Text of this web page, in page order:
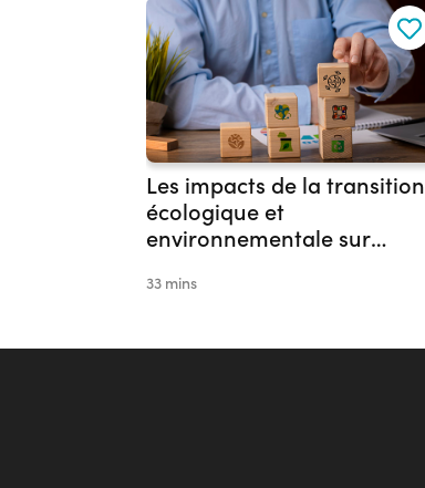
Les impacts de la transition
écologique et
environnementale sur
33 mins